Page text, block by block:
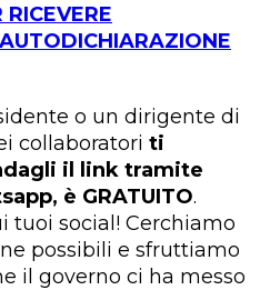
RICEVERE
o un dirigente di
collaboratori ti
il link tramite
è GRATUITO.
tuoi social! Cerchiamo
possibili e sfruttiamo
il governo ci ha messo